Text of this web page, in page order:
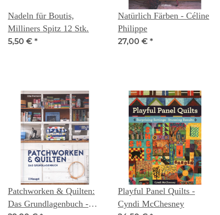
Nadeln für Boutis,
Milliners Spitz 12 Stk.
5,50 € *
Natürlich Färben - Céline
Philippe
27,00 € *
Patchworken & Quilten:
Das Grundlagenbuch -
Playful Panel Quilts -
Cyndi McChesney